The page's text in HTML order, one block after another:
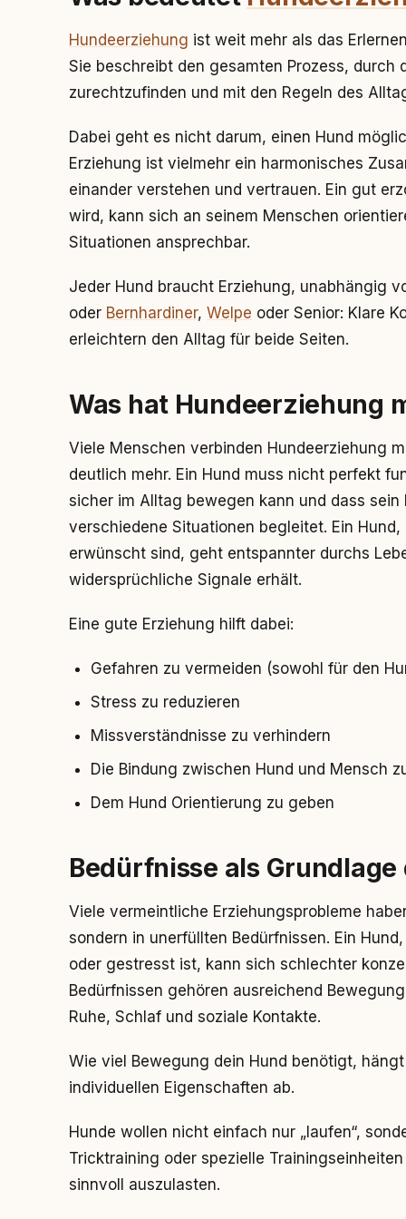
Hundeerziehung ist weit mehr als das
Sie beschreibt den gesamten Prozess, durch
zurechtzufinden und mit den Regeln des
Dabei geht es nicht darum, einen Hund
Erziehung ist vielmehr ein harmonisches
einander verstehen und vertrauen. Ein gut
wird, kann sich an seinem Menschen
Situationen ansprechbar.
Jeder Hund braucht Erziehung, unabhängig
oder Bernhardiner, Welpe oder Senior: Klare
erleichtern den Alltag für beide Seiten.
Was hat Hundeerziehung
Viele Menschen verbinden Hundeerziehung
deutlich mehr. Ein Hund muss nicht perfekt
sicher im Alltag bewegen kann und dass
verschiedene Situationen begleitet. Ein
erwünscht sind, geht entspannter durchs
widersprüchliche Signale erhält.
Eine gute Erziehung hilft dabei:
Gefahren zu vermeiden (sowohl für den
Stress zu reduzieren
Missverständnisse zu verhindern
Die Bindung zwischen Hund und Mensch
Dem Hund Orientierung zu geben
Bedürfnisse als
Viele vermeintliche Erziehungsprobleme
sondern in unerfüllten Bedürfnissen. Ein
oder gestresst ist, kann sich schlechter
Bedürfnissen gehören ausreichend
Ruhe, Schlaf und soziale Kontakte.
Wie viel Bewegung dein Hund benötigt,
individuellen Eigenschaften ab.
Hunde wollen nicht einfach nur „laufen“,
Tricktraining oder spezielle
sinnvoll auszulasten.